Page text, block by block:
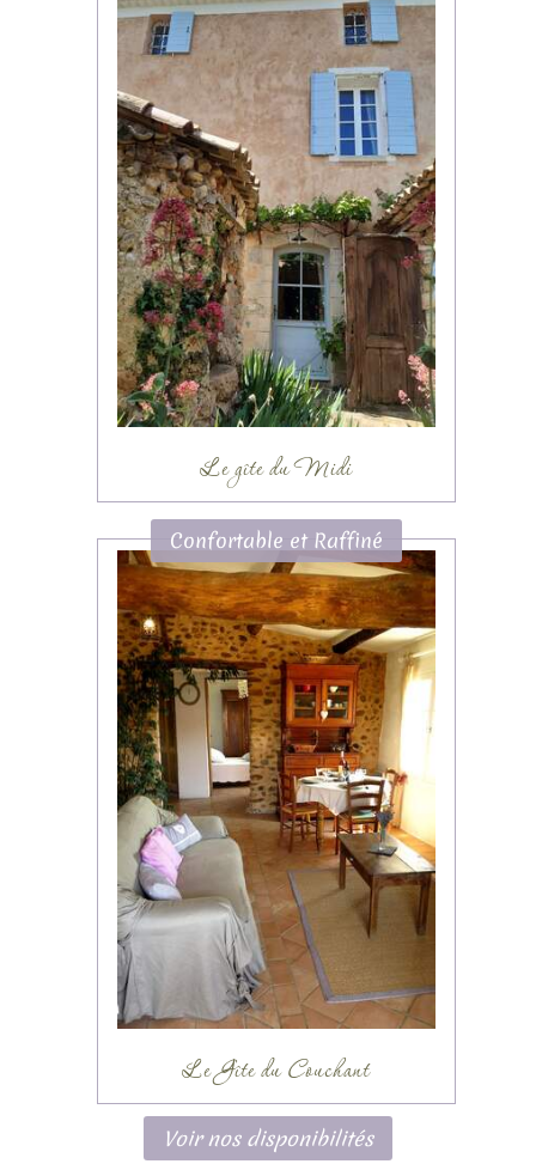
Le gîte du Midi
Confortable et Raffiné
Le Gîte du Couchant
Voir nos disponibilités